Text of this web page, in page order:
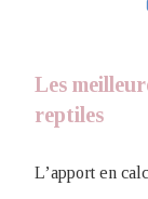
Les
reptiles
L’apport en